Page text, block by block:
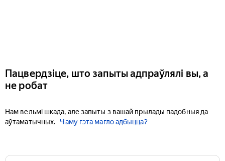
Пацвердзіце, што запыты адпраўлялі вы, а
не робат
Нам вельмі шкада, але запыты з вашай прылады падобныя да
аўтаматычных.
Чаму гэта магло адбыцца?